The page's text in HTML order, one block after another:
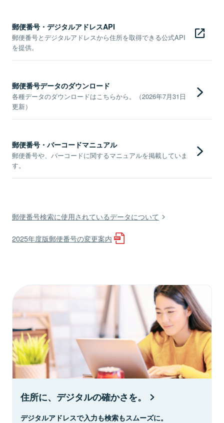
郵便番号・デジタルアドレスAPI
郵便番号とデジタルアドレスから住所を取得できる公式API
を提供。
郵便番号データのダウンロード
各種データのダウンロードはこちらから。（2026年7月31日
更新）
郵便番号・バーコードマニュアル
郵便番号や、バーコードに関するマニュアルを掲載していま
す。
郵便番号検索に使用されているデータについて
2025年度版郵便番号の変更案内
住所に、デジタルの確かさを。
デジタルアドレスで入力も検索もスムーズに。